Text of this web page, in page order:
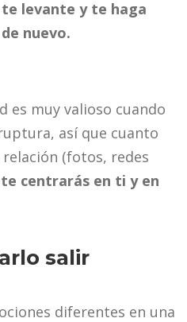
levante y te haga
nuevo.
es muy valioso cuando
así que cuanto
(fotos, redes
centrarás en ti y en
salir
diferentes en una